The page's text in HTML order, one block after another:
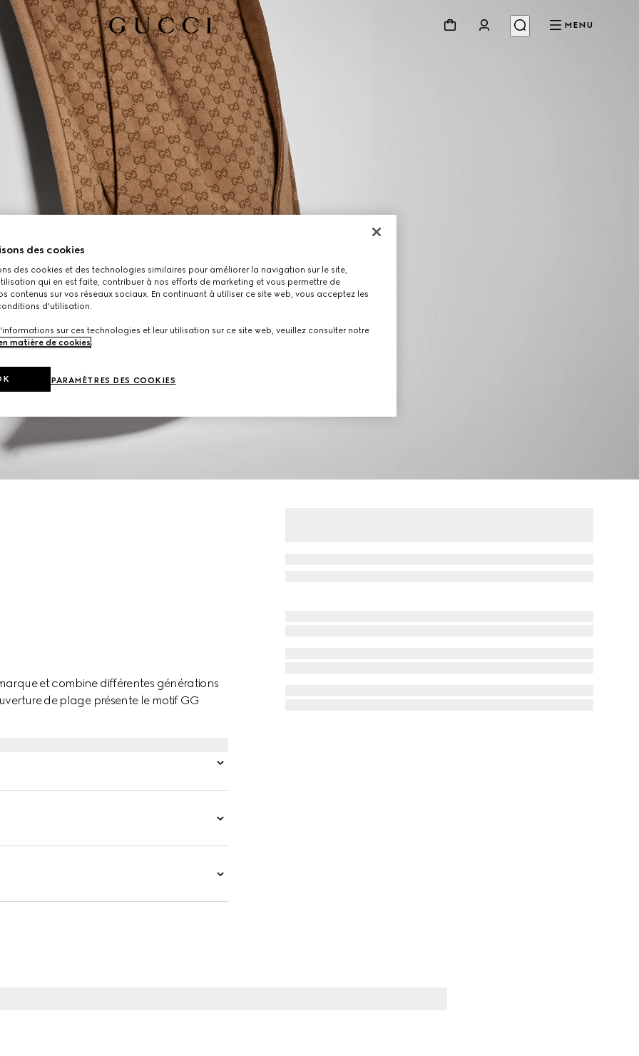
MENU
et combine différentes générations
de plage présente le motif GG
des cookies
des cookies et des technologies similaires pour améliorer la navigation sur le site,
qui en est faite, contribuer à nos efforts de marketing et vous permettre de
contenus sur vos réseaux sociaux. En continuant à utiliser ce site web, vous acceptez les
d'utilisation.
sur ces technologies et leur utilisation sur ce site web, veuillez consulter notre
matière de cookies.
PARAMÈTRES DES COOKIES